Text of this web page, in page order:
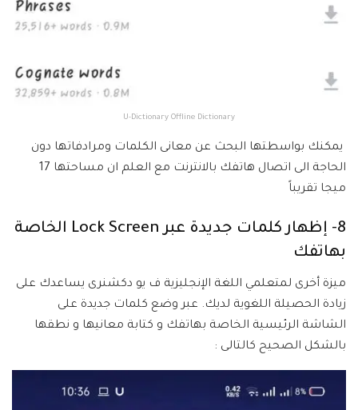
U-Dictionary Offline Dictionary
يمكنك بواسطتها البحث عن معانى الكلمات ومرادفاتها دون
الحاجة الى اتصال هاتفك بالانترنت مع العلم ان مساحتها 17
ميجا تقريباً
8- إظهار كلمات جديدة عبر Lock Screen الخاصة
بهاتفك
ميزة أخرى لمتعلمي اللغة الإنجليزية ف يو دكشنرى يساعدك على
زيادة الحصيلة اللغوية لديك. عبر وضع كلمات جديدة على
الشاشة الرئيسية الخاصة بهاتفك و كتابة معانيها و نطقها
بالشكل الصحيح كالتالى :